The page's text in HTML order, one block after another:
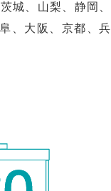
城、山梨、静岡、
、大阪、京都、兵